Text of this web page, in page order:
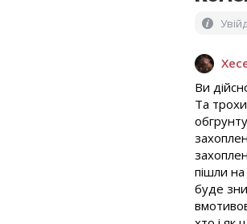
Ви
Та
пішли
буде